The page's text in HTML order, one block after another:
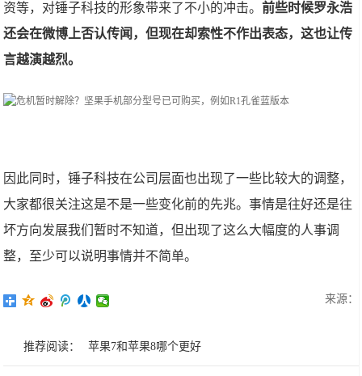
资等，对锤子科技的形象带来了不小的冲击。前些时候罗永浩
还会在微博上否认传闻，但现在却索性不作出表态，这也让传
言越演越烈。
因此同时，锤子科技在公司层面也出现了一些比较大的调整，
大家都很关注这是不是一些变化前的先兆。事情是往好还是往
坏方向发展我们暂时不知道，但出现了这么大幅度的人事调
整，至少可以说明事情并不简单。
来源：
推荐阅读： 苹果7和苹果8哪个更好